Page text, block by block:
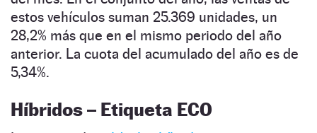
estos vehículos suman 25.369 unidades, un
28,2% más que en el mismo periodo del año
anterior. La cuota del acumulado del año es de
5,34%.
Híbridos – Etiqueta ECO